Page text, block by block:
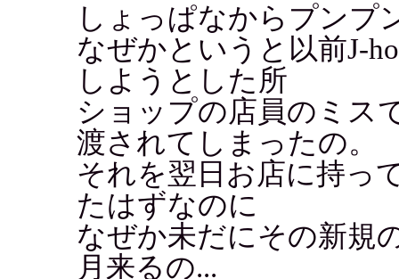
しょっぱなからプンプ
なぜかというと以前J-
しようとした所
ショップの店員のミス
渡されてしまったの。
それを翌日お店に持っ
たはずなのに
なぜか未だにその新規
月来るの...